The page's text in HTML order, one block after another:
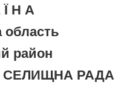
Н А
область
район
РАДА